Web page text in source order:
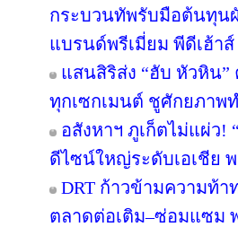
กระบวนทัพรับมือต้นทุน
แบรนด์พรีเมี่ยม พีดีเฮ้า
แสนสิริส่ง “ฮับ หัวหิน
ทุกเซกเมนต์ ชูศักยภาพ
อสังหาฯ ภูเก็ตไม่แผ่ว!
ดีไซน์ใหญ่ระดับเอเชีย
DRT ก้าวข้ามความท้า
ตลาดต่อเติม–ซ่อมแซม